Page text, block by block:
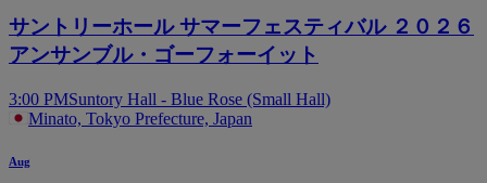
サントリーホール サマーフェスティバル ２０２６
アンサンブル・ゴーフォーイット
3:00 PMSuntory Hall - Blue Rose (Small Hall)
Minato, Tokyo Prefecture, Japan
Aug